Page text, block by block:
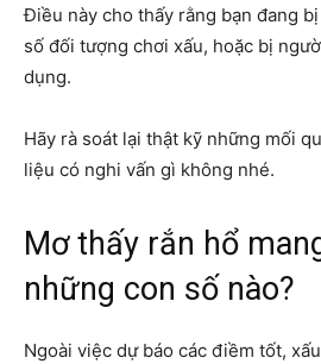
Điều này cho thấy rằng bạn đang
số đối tượng chơi xấu, hoặc bị
dụng.
Hãy rà soát lại thật kỹ những mối
liệu có nghi vấn gì không nhé.
Mơ thấy rắn hổ
những con số nào?
Ngoài việc dự báo các điềm tốt,